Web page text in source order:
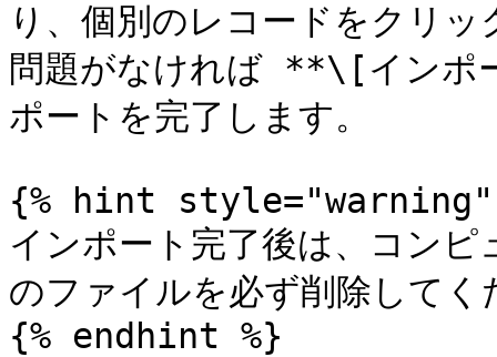
り、個別のレコードをクリ
問題がなければ **\[インポ
ポートを完了します。
{% hint style="warning"
インポート完了後は、コン
のファイルを必ず削除してく
{% endhint %}